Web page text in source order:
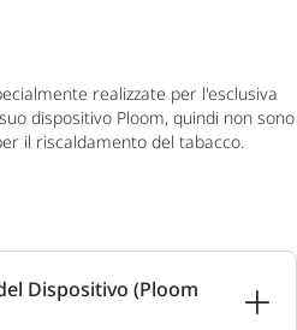
realizzate per l'esclusiva
dispositivo Ploom, quindi non sono
il riscaldamento del tabacco.
Dispositivo (Ploom